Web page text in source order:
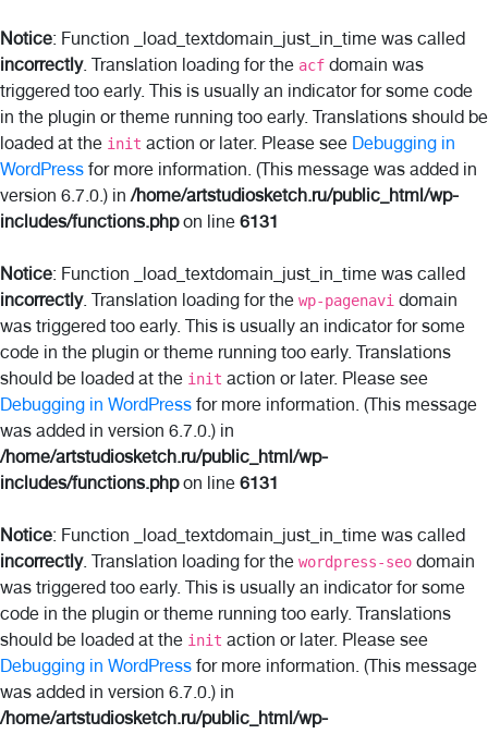
Notice: Function _load_textdomain_just_in_time was called
incorrectly. Translation loading for the acf domain was
triggered too early. This is usually an indicator for some code
in the plugin or theme running too early. Translations should be
loaded at the init action or later. Please see Debugging in
WordPress for more information. (This message was added in
version 6.7.0.) in/home/artstudiosketch.ru/public_html/wp-
includes/functions.phpon line 6131
Notice: Function _load_textdomain_just_in_time was called
incorrectly. Translation loading for the wp-pagenavi domain
was triggered too early. This is usually an indicator for some
code in the plugin or theme running too early. Translations
should be loaded at the init action or later. Please see
Debugging in WordPress for more information. (This message
was added in version 6.7.0.) in
/home/artstudiosketch.ru/public_html/wp-
includes/functions.phpon line 6131
Notice: Function _load_textdomain_just_in_time was called
incorrectly. Translation loading for the wordpress-seo domain
was triggered too early. This is usually an indicator for some
code in the plugin or theme running too early. Translations
should be loaded at the init action or later. Please see
Debugging in WordPress for more information. (This message
was added in version 6.7.0.) in
/home/artstudiosketch.ru/public_html/wp-